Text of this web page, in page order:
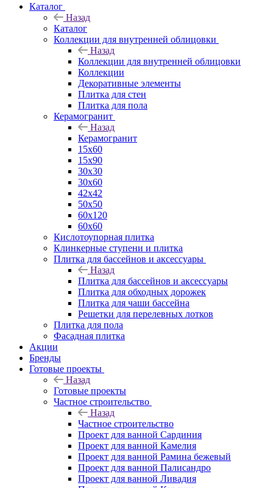
Каталог
Назад
Каталог
Коллекции для внутренней облицовки
Назад
Коллекции для внутренней облицовки
Коллекции
Декоративные элементы
Плитка для стен
Плитка для пола
Керамогранит
Назад
Керамогранит
15х60
15x90
30х30
30х60
42х42
50х50
60х120
60х60
Кислотоупорная плитка
Клинкерные ступени и плитка
Плитка для бассейнов и аксессуары
Назад
Плитка для бассейнов и аксессуары
Плитка для обходных дорожек
Плитка для чаши бассейна
Решетки для перелевных лотков
Плитка для пола
Фасадная плитка
Акции
Бренды
Готовые проекты
Назад
Готовые проекты
Частное строительство
Назад
Частное строительство
Проект для ванной Сардиния
Проект для ванной Камелия
Проект для ванной Рамина бежевый
Проект для ванной Палисандро
Проект для ванной Ливадия